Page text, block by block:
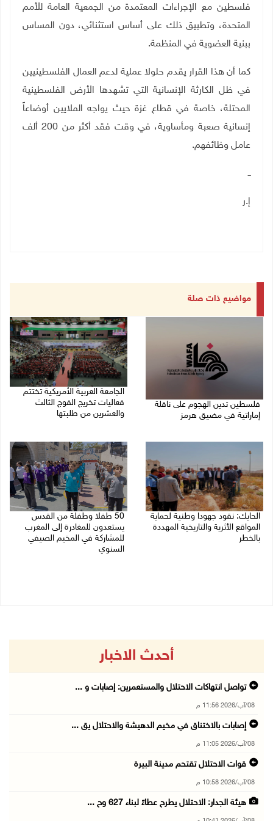
فلسطين مع الإجراءات المعتمدة من الجمعية العامة للأمم
المتحدة، وتطبيق ذلك على أساس استثنائي، دون المساس
ببنية العضوية في المنظمة.
كما أن هذا القرار يقدم حلولا عملية لدعم العمال الفلسطينيين
في ظل الكارثة الإنسانية التي تشهدها الأرض الفلسطينية
المحتلة، خاصة في قطاع غزة حيث يواجه الملايين أوضاعاً
إنسانية صعبة ومأساوية، في وقت فقد أكثر من 200 ألف
عامل وظائفهم.
ــ
إ.ر
مواضيع ذات صلة
فلسطين تدين الهجوم على ناقلة
إماراتية في مضيق هرمز
الجامعة العربية الأمريكية تختتم
فعاليات تخريج الفوج الثالث
والعشرين من طلبتها
الحايك: نقود جهودا وطنية لحماية
المواقع الأثرية والتاريخية المهددة
بالخطر
50 طفلا وطفلة من القدس
يستعدون للمغادرة إلى المغرب
للمشاركة في المخيم الصيفي
السنوي
أحدث الاخبار
تواصل انتهاكات الاحتلال والمستعمرين: إصابات و ...
08/آب/2026 11:56 م
إصابات بالاختناق في مخيم الدهيشة والاحتلال يق ...
08/آب/2026 11:05 م
قوات الاحتلال تقتحم مدينة البيرة
08/آب/2026 10:58 م
هيئة الجدار: الاحتلال يطرح عطاءً لبناء 627 وح ...